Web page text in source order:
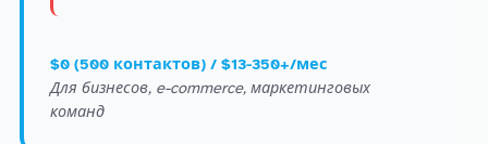
$0 (500 контактов) / $13-350+/мес
Для бизнесов, e-commerce, маркетинговых
команд